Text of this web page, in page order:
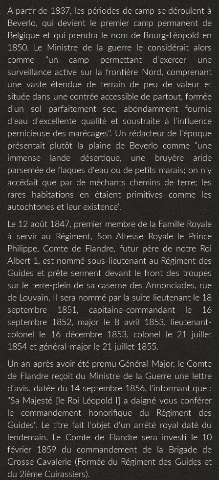
A partir de 1837, les périodes de camp se déroulent à
Beverlo, qui devient le premier camp permanent de
Belgique et qui prendra le nom de Bourg-Léopold en
1850. Le Ministre de la guerre le considérait alors
comme "un camp permettant d'exercer une
surveillance active sur la frontière Nord, comprenant
une vaste étendue de terrain de peu de valeur et
située dans une contrée accessible de partout, formée
d'un sol parfaitement sec, abondamment fournie
d'eau d'excellente qualité et soustraite à l'influence
pernicieuse des marécages". Un rédacteur de l'époque
présentait plutôt la plaine de Beverlo comme "une
immense lande désertique, une bruyère aride
parsemée de flaques d'eau ou de petits marais; on n'y
accédait que par de méchants chemins de terre; les
rares habitations en étaient primitives comme les
autochtones et leur existence".
Le 12 août 1847, premier membre de la Famille Royale
à servir au Régiment, Son Altesse Royale le Prince
Philippe, Comte de Flandre, futur père de notre Roi
Albert 1, est nommé sous-lieutenant au Régiment des
Guides et prête serment devant le front des troupes
sur le terre-plein de sa caserne des Annonciades, rue
de Louvain. Il sera nommé par la suite lieutenant le 18
septembre 1851, capitaine-commandant le 16
septembre 1852, major le 8 avril 1853, lieutenant-
colonel le 16 décembre 1853, colonel le 21 juillet
1854 et général-major le 21 juillet 1855.
Un an après avoir été promu Général-Major, le Comte
de Flandre reçoit du Ministre de la Guerre une lettre
d'avis, datée du 14 septembre 1856, l'informant que :
"Sa Majesté [le Roi Léopold I] a daigné vous conférer
le commandement honorifique du Régiment des
Guides". Le titre fait l'objet d'un arrêté royal daté du
lendemain. Le Comte de Flandre sera investi le 10
février 1859 du commandement de la Brigade de
Grosse Cavalerie (Formée du Régiment des Guides et
du 2ième Cuirassiers).